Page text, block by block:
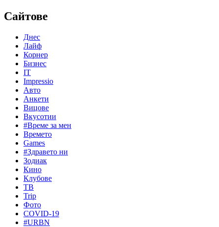
Сайтове
Днес
Лайф
Корнер
Бизнес
IT
Impressio
Авто
Анкети
Вицове
Вкусотии
#Време за мен
Времето
Games
#Здравето ни
Зодиак
Кино
Клубове
ТВ
Trip
Фото
COVID-19
#URBN